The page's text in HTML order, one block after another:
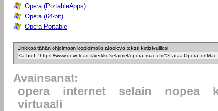
Opera (PortableApps)
Opera (64-bit)
Opera Portable
Linkkaa tähän ohjelmaan kopioimalla allaoleva teksti kotisivuillesi:
Avainsanat:
opera
internet selain nopea
virtuaali